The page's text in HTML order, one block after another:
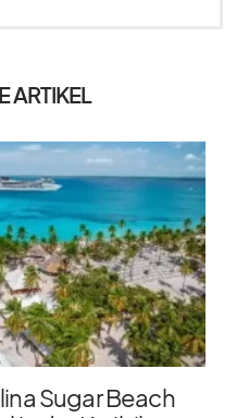
ARTIKEL
Sugar Beach